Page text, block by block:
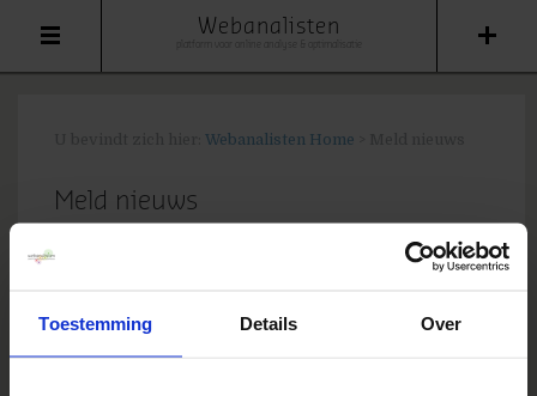
Toestemming Details Over
Webanalisten
Webanalisten Home
Meld nieuws
Heb je een nieuwtje dat je met ons wilt delen?
Vul hieronder je gegevens in en wij laten je
Let op: commerciële berichten worden niet